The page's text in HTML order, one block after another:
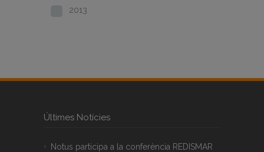
2013
Últimes Notícies
Notus participa a la conferència REDISMAR